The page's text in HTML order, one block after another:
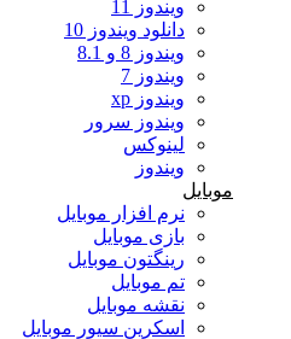
ویندوز 11
دانلود ویندوز 10
ویندوز 8 و 8.1
ویندوز 7
ویندوز xp
ویندوز سرور
لینوکس
ویندوز
موبایل
نرم افزار موبایل
بازی موبایل
رینگتون موبایل
تم موبایل
نقشه موبایل
اسکرین سیور موبایل